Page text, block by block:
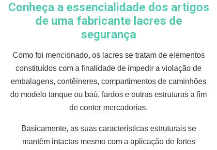
Conheça a essencialidade dos artigos
de uma fabricante lacres de
segurança
Como foi mencionado, os lacres se tratam de elementos
constituídos com a finalidade de impedir a violação de
embalagens, contêineres, compartimentos de caminhões
do modelo tanque ou baú, fardos e outras estruturas a fim
de conter mercadorias.
Basicamente, as suas características estruturais se
mantêm intactas mesmo com a aplicação de fortes